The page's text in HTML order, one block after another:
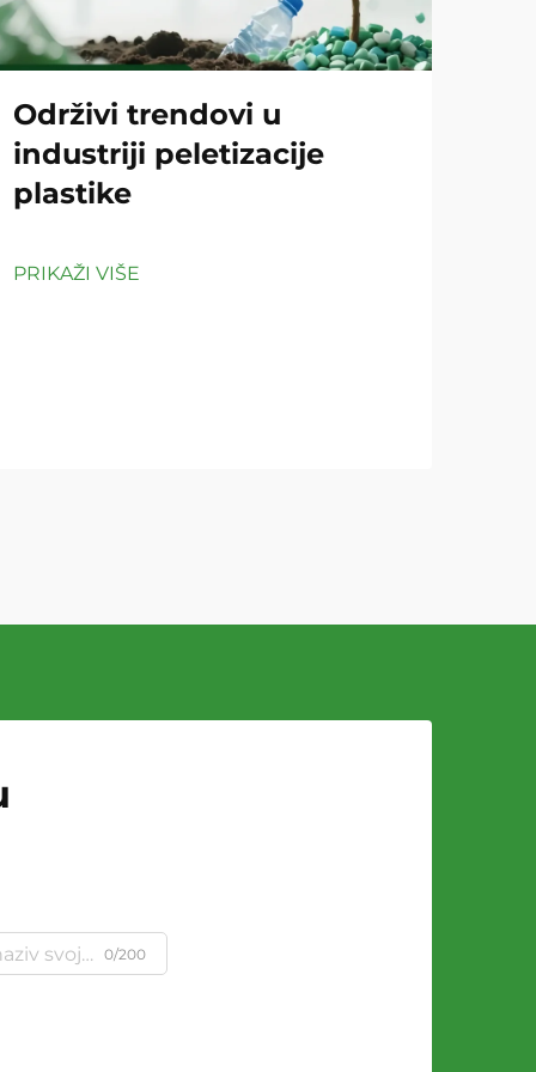
Održivi trendovi u
industriji peletizacije
plastike
PRIKAŽI VIŠE
0/200